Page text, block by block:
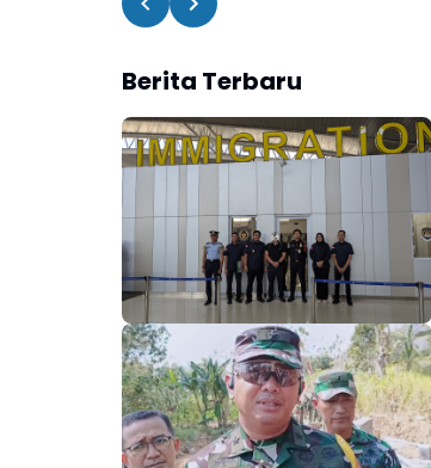
Berita Terbaru